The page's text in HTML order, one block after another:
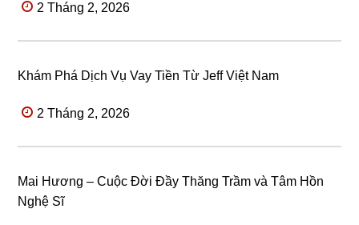
2 Tháng 2, 2026
Khám Phá Dịch Vụ Vay Tiền Từ Jeff Việt Nam
2 Tháng 2, 2026
Mai Hương – Cuộc Đời Đầy Thăng Trầm và Tâm Hồn
Nghệ Sĩ